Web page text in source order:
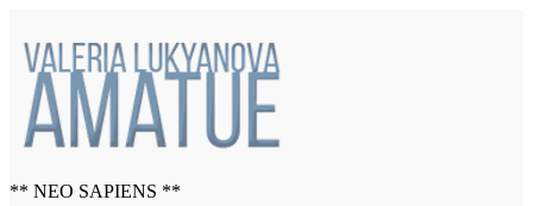
** NEO SAPIENS **